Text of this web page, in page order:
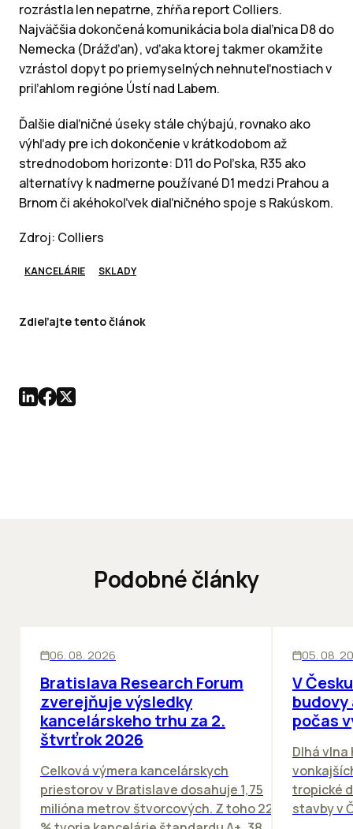
rozrástla len nepatrne, zhŕňa report Colliers.
Najväčšia dokončená komunikácia bola diaľnica D8 do
Nemecka (Drážďan), vďaka ktorej takmer okamžite
vzrástol dopyt po priemyselných nehnuteľnostiach v
priľahlom regióne Ústí nad Labem.
Ďalšie diaľničné úseky stále chýbajú, rovnako ako
výhľady pre ich dokončenie v krátkodobom až
strednodobom horizonte: D11 do Poľska, R35 ako
alternatívy k nadmerne používané D1 medzi Prahou a
Brnom či akéhokoľvek diaľničného spoje s Rakúskom.
Zdroj: Colliers
KANCELÁRIE SKLADY
Zdieľajte tento článok
Podobné články
06. 08. 2026
Bratislava Research Forum
zverejňuje výsledky
kancelárskeho trhu za 2.
štvrťrok 2026
Celková výmera kancelárskych
priestorov v Bratislave dosahuje 1,75
milióna metrov štvorcových. Z toho 22
05. 08.
V
počas
Dlhá
tropické
stavby v